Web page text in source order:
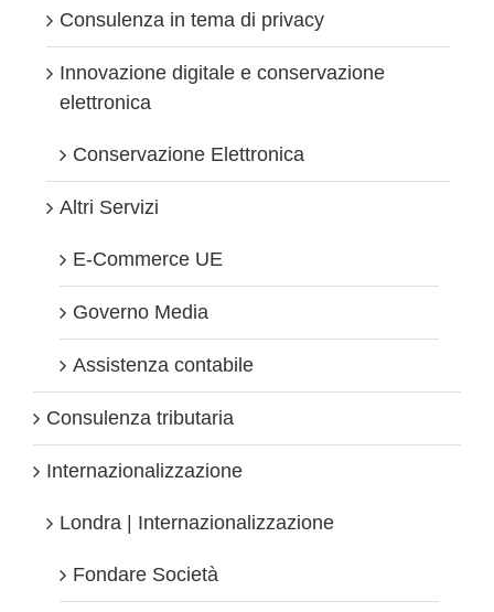
Consulenza in tema di privacy
Innovazione digitale e conservazione
elettronica
Conservazione Elettronica
Altri Servizi
E-Commerce UE
Governo Media
Assistenza contabile
Consulenza tributaria
Internazionalizzazione
Londra | Internazionalizzazione
Fondare Società